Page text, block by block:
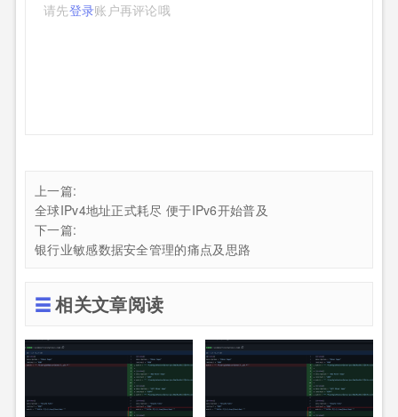
请先登录账户再评论哦
上一篇:
全球IPv4地址正式耗尽 便于IPv6开始普及
下一篇:
银行业敏感数据安全管理的痛点及思路
相关文章阅读